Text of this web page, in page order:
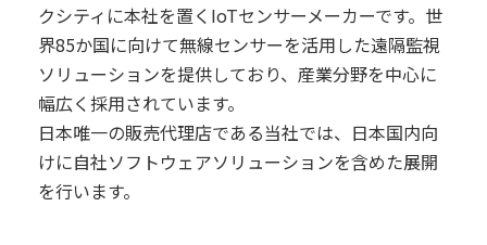
クシティに本社を置くIoTセンサーメーカーです。世
界85か国に向けて無線センサーを活用した遠隔監視
ソリューションを提供しており、産業分野を中心に
幅広く採用されています。
日本唯一の販売代理店である当社では、日本国内向
けに自社ソフトウェアソリューションを含めた展開
を行います。